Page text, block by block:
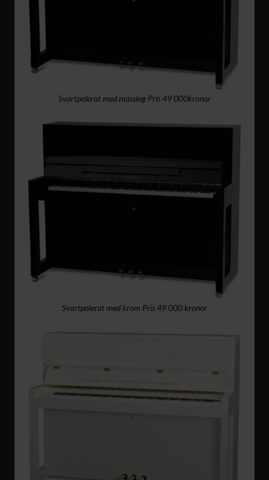
Svartpolerat med mässing Pris 49 000kronor​
Svartpolerat med krom Pris 49 000 kronor​